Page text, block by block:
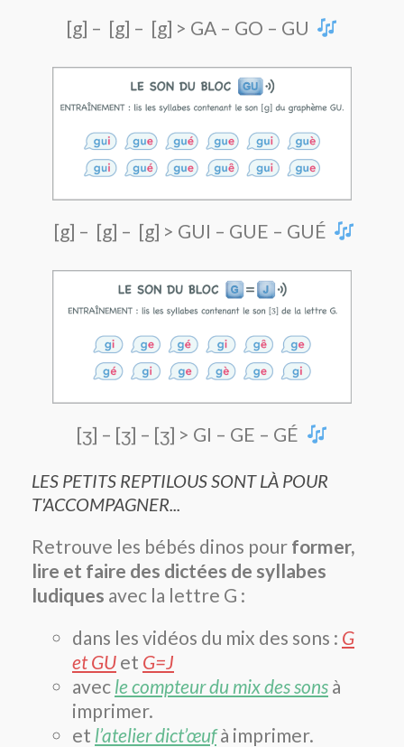
[g] – [g] – [g] > GA – GO – GU
[g] – [g] – [g] > GUI – GUE – GUÉ
[ʒ] – [ʒ] – [ʒ] > GI – GE – GÉ
LES PETITS REPTILOUS SONT LÀ POUR
T'ACCOMPAGNER...
Retrouve les bébés dinos pour former,
lire et faire des dictées de syllabes
ludiques avec la lettre G :
dans les vidéos du mix des sons : G
et GU et G=J
avec le compteur du mix des sons à
imprimer.
et l’atelier dict’œufà imprimer.